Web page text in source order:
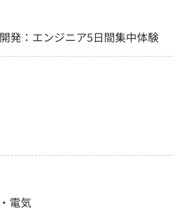
：エンジニア5日間集中体験
電気